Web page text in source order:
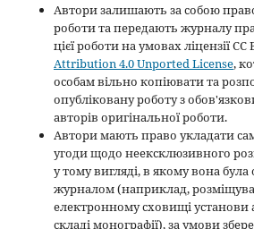
Автори залишають за собою
роботи та передають журналу
цієї роботи на умовах ліцензії CC
Attribution 4.0 Unported License,
особам вільно копіювати та
опубліковану роботу з
авторів оригінальної роботи.
Автори мають право укладати
угоди щодо неексклюзивного
у тому вигляді, в якому вона
журналом (наприклад,
електронному сховищі установи
складі монографії), за умови